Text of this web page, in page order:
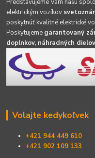
Predstavujeme Vám našu
elektrickým vozíkov
poskytnúť kvalitné elektrické
Poskytujeme garantovaný
doplnkov, náhradných
Volajte kedykoľvek
+421 944 449 610
+421 902 109 133